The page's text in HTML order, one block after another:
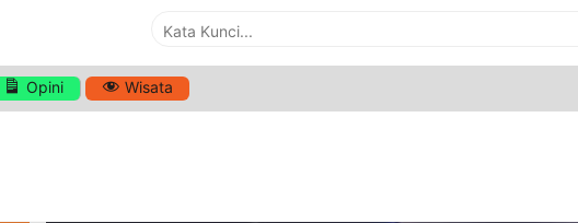
Opini Wisata
HASHTAG:TRANSFORMASI PESANTREN